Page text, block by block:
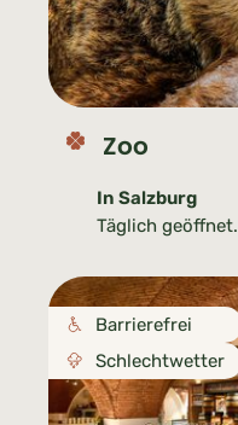
Zoo
In Salzburg
Täglich geöffnet.
Barrierefrei
Schlechtwetter